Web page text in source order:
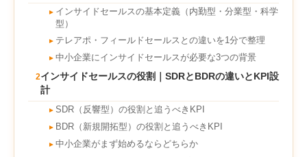
► インサイドセールスの基本定義（内勤型・分業型・科学
型）
► テレアポ・フィールドセールスとの違いを1分で整理
► 中小企業にインサイドセールスが必要な3つの背景
2インサイドセールスの役割｜SDRとBDRの違いとKPI設
計
► SDR（反響型）の役割と追うべきKPI
► BDR（新規開拓型）の役割と追うべきKPI
► 中小企業がまず始めるならどちらか